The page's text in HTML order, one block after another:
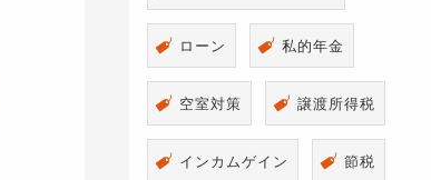
ローン 私的年金
空室対策 譲渡所得税
インカムゲイン 節税